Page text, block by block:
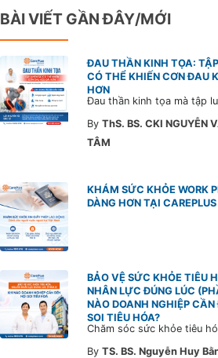
BÀI VIẾT GẦN ĐÂY/MỚI
ĐAU THẦN KINH TỌA:
CÓ THỂ KHIẾN CƠN ĐAU
HƠN
ByThS. BS. CKI NGUYỄN
TÂM
KHÁM SỨC KHỎE WORK
DÀNG HƠN TẠI CAREPLUS
BẢO VỆ SỨC KHỎE TIÊU
NHÂN LỰC ĐÚNG LÚC
NÀO DOANH NGHIỆP CẦN
SOI TIÊU HÓA?
ByTS. BS. Nguyễn Huy